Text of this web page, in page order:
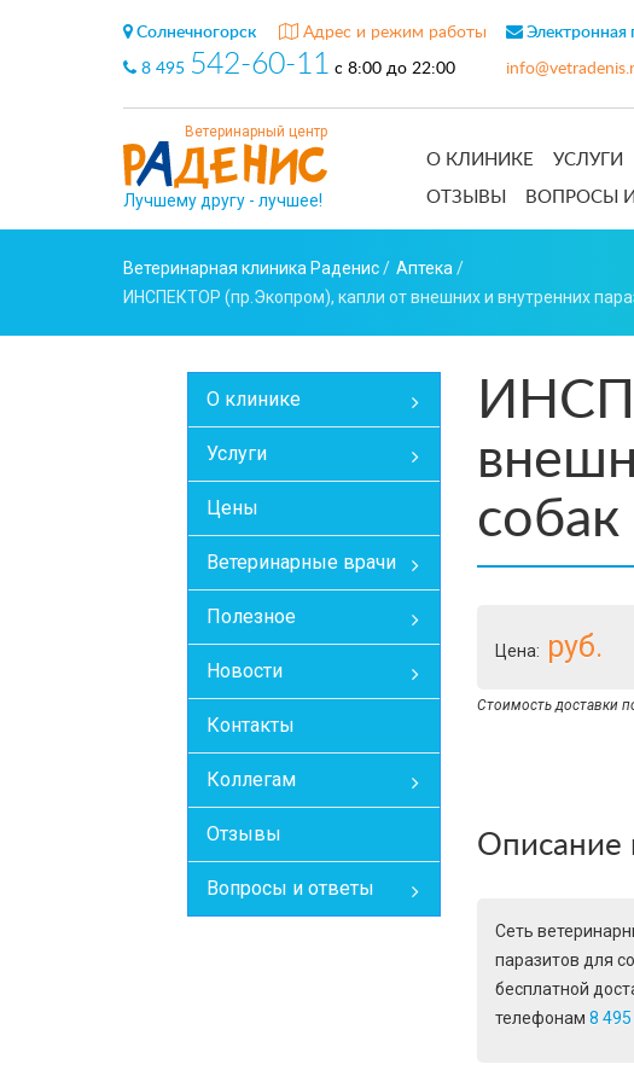
Солнечногорск Адрес и режим работы
8 495 542-60-11 с 8:00 до 22:00
Электронная
Ветеринарный центр
Лучшему другу - лучшее!
О КЛИНИКЕ УСЛУГИ
ОТЗЫВЫ ВОПРОСЫ
Ветеринарная клиника Раденис/ Аптека /
ИНСПЕКТОР (пр.Экопром), капли от внешних и внутренних
О клинике
Услуги
Цены
Ветеринарные врачи
Полезное
Новости
Контакты
Коллегам
Отзывы
Вопросы и ответы
Цена: руб.
Стоимость доставки
Описание
Сеть
паразитов для
бесплатной
телефонам 8